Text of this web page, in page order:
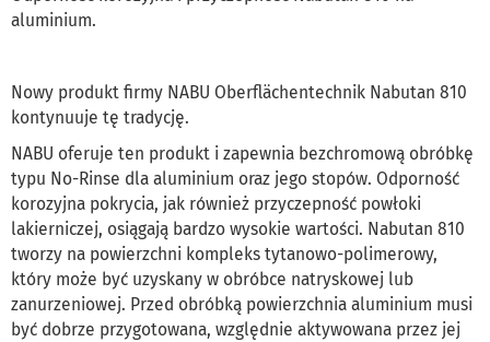
aluminium.
Nowy produkt firmy NABU Oberflächentechnik Nabutan 810
kontynuuje tę tradycję.
NABU oferuje ten produkt i zapewnia bezchromową obróbkę
typu No-Rinse dla aluminium oraz jego stopów. Odporność
korozyjna pokrycia, jak również przyczepność powłoki
lakierniczej, osiągają bardzo wysokie wartości. Nabutan 810
tworzy na powierzchni kompleks tytanowo-polimerowy,
który może być uzyskany w obróbce natryskowej lub
zanurzeniowej. Przed obróbką powierzchnia aluminium musi
być dobrze przygotowana, względnie aktywowana przez jej